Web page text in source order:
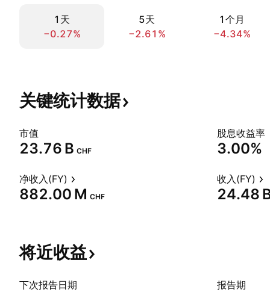
1天
−0.27%
5天
−2.61%
1个月
−4.34%
关键统计数据
市值
‪23.76 B‬ CHF
股息收益率
3.00%
净收入(FY)
‪882.00 M‬ CHF
收入(FY)
‪24.48
将近收益
下次报告日期 报告期